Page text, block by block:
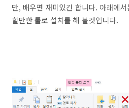
만, 배우면 재미있긴 합니다. 아래에
할만한 툴로 설치를 해 볼것입니다.